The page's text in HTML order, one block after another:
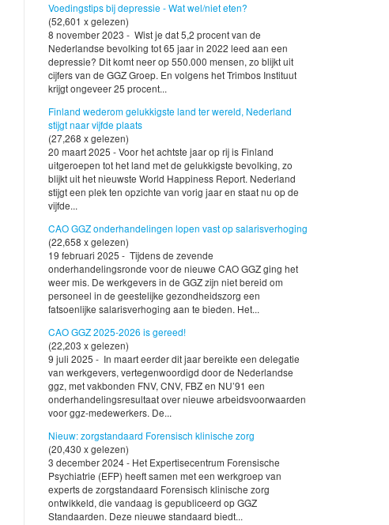
Voedingstips bij depressie - Wat wel/niet eten?
(52,601 x gelezen)
8 november 2023 - Wist je dat 5,2 procent van de
Nederlandse bevolking tot 65 jaar in 2022 leed aan een
depressie? Dit komt neer op 550.000 mensen, zo blijkt uit
cijfers van de GGZ Groep. En volgens het Trimbos Instituut
krijgt ongeveer 25 procent...
Finland wederom gelukkigste land ter wereld, Nederland
stijgt naar vijfde plaats
(27,268 x gelezen)
20 maart 2025 - Voor het achtste jaar op rij is Finland
uitgeroepen tot het land met de gelukkigste bevolking, zo
blijkt uit het nieuwste World Happiness Report. Nederland
stijgt een plek ten opzichte van vorig jaar en staat nu op de
vijfde...
CAO GGZ onderhandelingen lopen vast op salarisverhoging
(22,658 x gelezen)
19 februari 2025 - Tijdens de zevende
onderhandelingsronde voor de nieuwe CAO GGZ ging het
weer mis. De werkgevers in de GGZ zijn niet bereid om
personeel in de geestelijke gezondheidszorg een
fatsoenlijke salarisverhoging aan te bieden. Het...
CAO GGZ 2025-2026 is gereed!
(22,203 x gelezen)
9 juli 2025 - In maart eerder dit jaar bereikte een delegatie
van werkgevers, vertegenwoordigd door de Nederlandse
ggz, met vakbonden FNV, CNV, FBZ en NU’91 een
onderhandelingsresultaat over nieuwe arbeidsvoorwaarden
voor ggz-medewerkers. De...
Nieuw: zorgstandaard Forensisch klinische zorg
(20,430 x gelezen)
3 december 2024 - Het Expertisecentrum Forensische
Psychiatrie (EFP) heeft samen met een werkgroep van
experts de zorgstandaard Forensisch klinische zorg
ontwikkeld, die vandaag is gepubliceerd op GGZ
Standaarden. Deze nieuwe standaard biedt...